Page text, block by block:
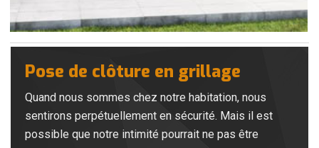
Pose de clôture en grillage
Quand nous sommes chez notre habitation, nous
sentirons perpétuellement en sécurité. Mais il est
possible que notre intimité pourrait ne pas être